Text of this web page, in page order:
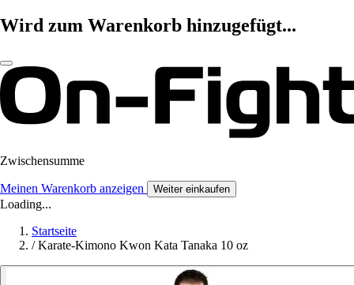
Wird zum Warenkorb hinzugefügt...
Zwischensumme
Meinen Warenkorb anzeigen Weiter einkaufen
Loading...
Startseite
/ Karate-Kimono Kwon Kata Tanaka 10 oz